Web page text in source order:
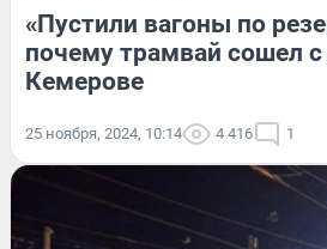
«Пустили вагоны по
почему трамвай сошел с
Кемерове
25 ноября, 2024, 10:14 4 416 1